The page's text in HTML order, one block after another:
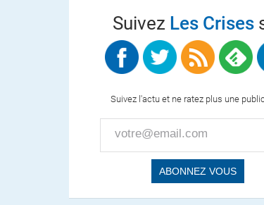
Suivez Les Crises
Suivez l'actu et ne ratez plus une